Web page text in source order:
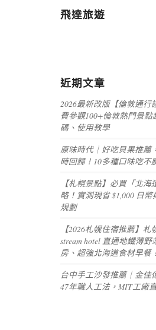
飛達旅遊
近期文章
2026最新改版【倫敦通行
費參觀100+倫敦熱門景
碼、使用教學
原味時代｜好吃貝果推薦
時回歸！10多種口味吃不
【札幌景點】必買「北
略！實測現省 $1,000 日
規劃
【2026札幌住宿推薦】札
stream hotel 直通地鐵薄
房、超強北海道食材早餐
台中手工沙發推薦｜金佳
47年職人工法，MIT工廠